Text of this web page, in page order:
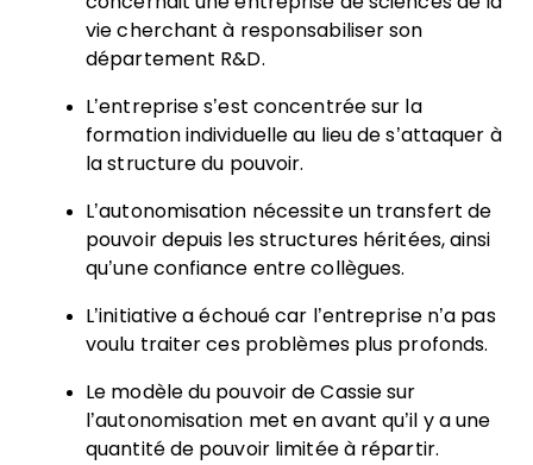
vie cherchant à responsabiliser son
département R&D.
L’entreprise s’est concentrée sur la
formation individuelle au lieu de s’attaquer à
la structure du pouvoir.
L’autonomisation nécessite un transfert de
pouvoir depuis les structures héritées, ainsi
qu’une confiance entre collègues.
L’initiative a échoué car l’entreprise n’a pas
voulu traiter ces problèmes plus profonds.
Le modèle du pouvoir de Cassie sur
l’autonomisation met en avant qu’il y a une
quantité de pouvoir limitée à répartir.